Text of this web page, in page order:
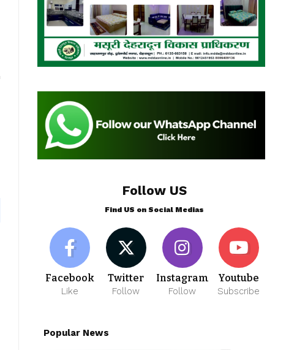
Follow US
Find US on Social Medias
Facebook
Like
Twitter
Follow
Instagram
Follow
Youtube
Subscribe
Popular News